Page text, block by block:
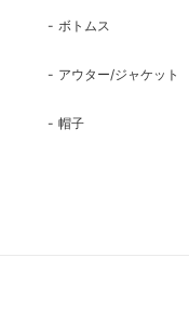
ボトムス
アウター/ジャケット
帽子